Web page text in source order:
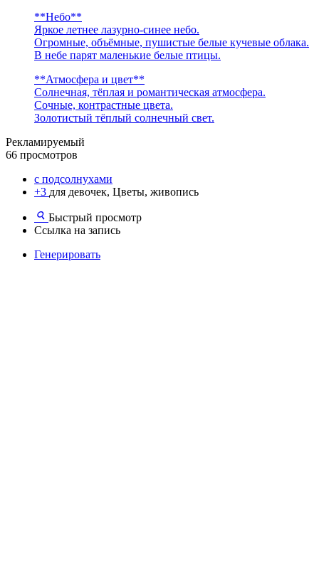
**Небо**
Яркое летнее лазурно-синее небо.
Огромные, объёмные, пушистые белые кучевые облака.
В небе парят маленькие белые птицы.
**Атмосфера и цвет**
Солнечная, тёплая и романтическая атмосфера.
Сочные, контрастные цвета.
Золотистый тёплый солнечный свет.
Рекламируемый
66 просмотров
с подсолнухами
+3 для девочек, Цветы, живопись
Быстрый просмотр
Ссылка на запись
Генерировать